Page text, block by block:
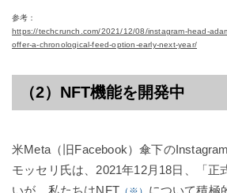
参考：
https://techcrunch.com/2021/12/08/instagram-head-
offer-a-chronological-feed-option-early-next-year/
（2）NFT機能を開発中
米Meta（旧Facebook）傘下の
モッセリ氏は、2021年12月18日、「正
いが、私たちはNFT
について積極